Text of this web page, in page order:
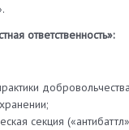
ответственность»:
секция